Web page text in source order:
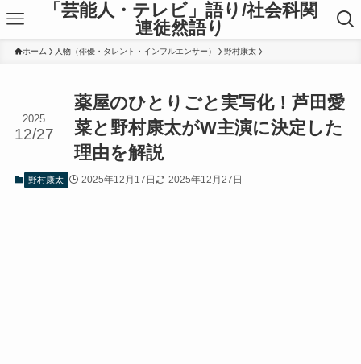
「芸能人・テレビ」語り/社会科関
連徒然語り
ホーム 人物（俳優・タレント・インフルエンサー） 野村康太
薬屋のひとりごと実写化！芦田愛
菜と野村康太がW主演に決定した
理由を解説
2025
12/27
野村康太 2025年12月17日 2025年12月27日